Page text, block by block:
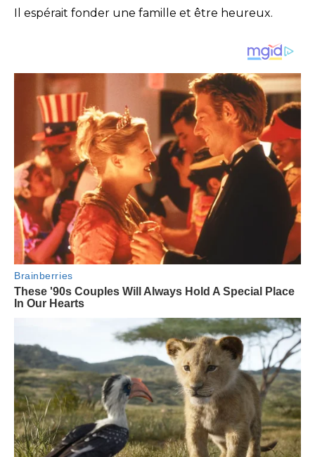
Il espérait fonder une famille et être heureux.